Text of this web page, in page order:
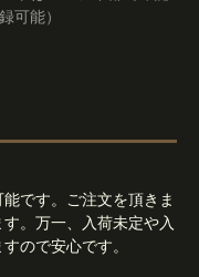
可能）
です。ご注文を頂きま
。万一、入荷未定や入
ので安心です。